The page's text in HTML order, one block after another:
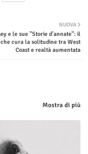
NUOVA
e le sue "Storie d’annate": il
che cura la solitudine tra West
Coast e realtà aumentata
Mostra di più